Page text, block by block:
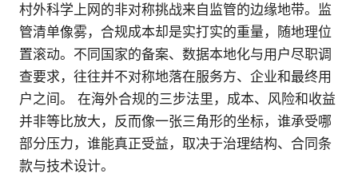
村外科学上网的非对称挑战来自监管的边缘地带。监
管清单像雾，合规成本却是实打实的重量，随地理位
置滚动。不同国家的备案、数据本地化与用户尽职调
查要求，往往并不对称地落在服务方、企业和最终用
户之间。 在海外合规的三步法里，成本、风险和收益
并非等比放大，反而像一张三角形的坐标，谁承受哪
部分压力，谁能真正受益，取决于治理结构、合同条
款与技术设计。